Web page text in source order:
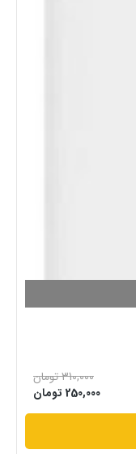
310,000تومان
250,000 تومان